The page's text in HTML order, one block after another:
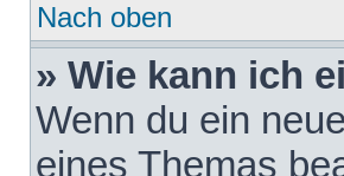
Nach oben
» Wie kann ich
Wenn du ein
eines Themas